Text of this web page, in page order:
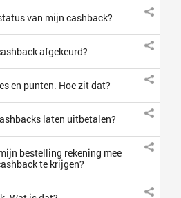
van mijn cashback?
afgekeurd?
en punten. Hoe zit dat?
laten uitbetalen?
bestelling rekening mee
te krijgen?